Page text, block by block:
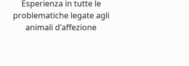
Esperienza in tutte le
problematiche legate agli
animali d'affezione